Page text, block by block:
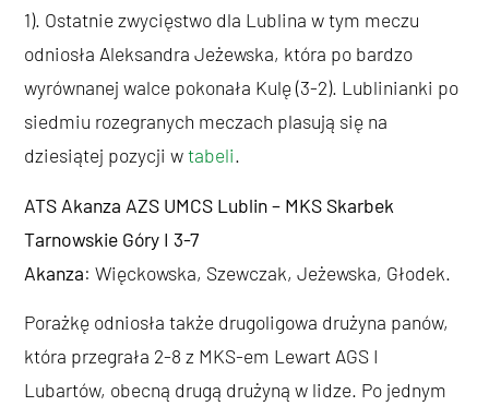
1). Ostatnie zwycięstwo dla Lublina w tym meczu
odniosła Aleksandra Jeżewska, która po bardzo
wyrównanej walce pokonała Kulę (3-2). Lublinianki po
siedmiu rozegranych meczach plasują się na
dziesiątej pozycji wtabeli.
ATS Akanza AZS UMCS Lublin – MKS Skarbek
Tarnowskie Góry I 3-7
Akanza: Więckowska, Szewczak, Jeżewska, Głodek.
Porażkę odniosła także drugoligowa drużyna panów,
która przegrała 2-8 z MKS-em Lewart AGS I
Lubartów, obecną drugą drużyną w lidze. Po jednym